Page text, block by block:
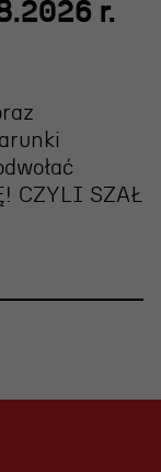
r.
CZYLI SZAŁ